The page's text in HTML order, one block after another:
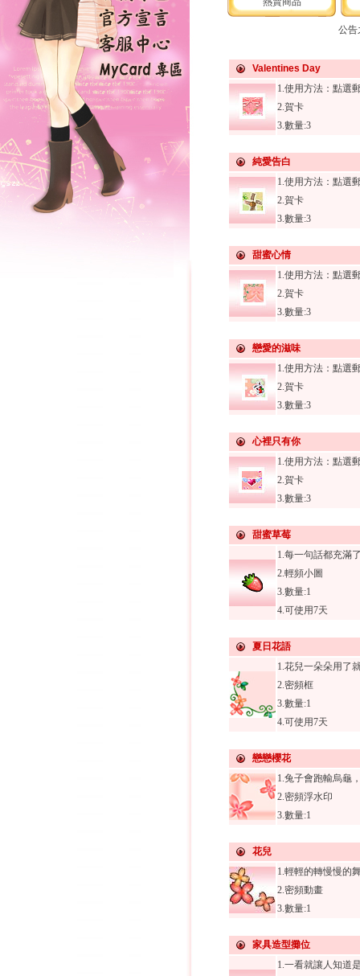
公告
Valentines Day
1.使用方法：點選
2.賀卡
3.數量:3
純愛告白
1.使用方法：點選
2.賀卡
3.數量:3
甜蜜心情
1.使用方法：點選
2.賀卡
3.數量:3
戀愛的滋味
1.使用方法：點選
2.賀卡
3.數量:3
心裡只有你
1.使用方法：點選
2.賀卡
3.數量:3
甜蜜草莓
1.每一句話都充滿
2.輕頻小圖
3.數量:1
4.可使用7天
夏日花語
1.花兒一朵朵用了
2.密頻框
3.數量:1
4.可使用7天
戀戀櫻花
1.兔子會跑輸烏龜
2.密頻浮水印
3.數量:1
花兒
1.輕輕的轉慢慢的
2.密頻動畫
3.數量:1
家具造型攤位
1.一看就讓人知道